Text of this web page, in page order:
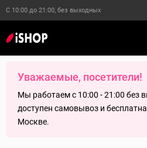
С 10:00 до 21:00, без выходных
Уважаемые, посетители!
Мы работаем с 10:00 - 21:00 без
доступен самовывоз и
Москве.